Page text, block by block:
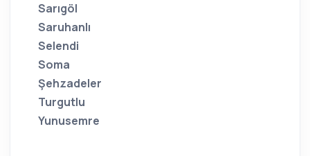
Sarıgöl
Saruhanlı
Selendi
Soma
Şehzadeler
Turgutlu
Yunusemre